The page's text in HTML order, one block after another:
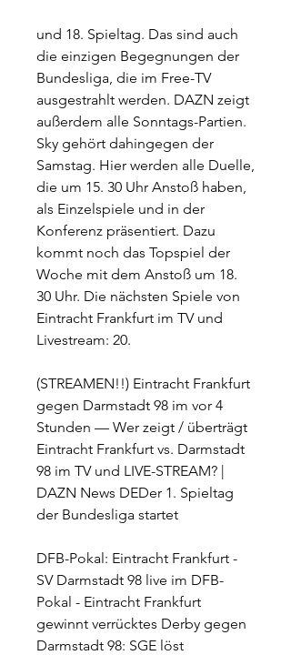
und 18. Spieltag. Das sind auch
die einzigen Begegnungen der
Bundesliga, die im Free-TV
ausgestrahlt werden. DAZN zeigt
außerdem alle Sonntags-Partien.
Sky gehört dahingegen der
Samstag. Hier werden alle Duelle,
die um 15. 30 Uhr Anstoß haben,
als Einzelspiele und in der
Konferenz präsentiert. Dazu
kommt noch das Topspiel der
Woche mit dem Anstoß um 18.
30 Uhr. Die nächsten Spiele von
Eintracht Frankfurt im TV und
Livestream: 20.
(STREAMEN!!) Eintracht Frankfurt
gegen Darmstadt 98 im vor 4
Stunden — Wer zeigt / überträgt
Eintracht Frankfurt vs. Darmstadt
98 im TV und LIVE-STREAM? |
DAZN News DEDer 1. Spieltag
der Bundesliga startet
DFB-Pokal: Eintracht Frankfurt -
SV Darmstadt 98 live im DFB-
Pokal - Eintracht Frankfurt
gewinnt verrücktes Derby gegen
Darmstadt 98: SGE löst